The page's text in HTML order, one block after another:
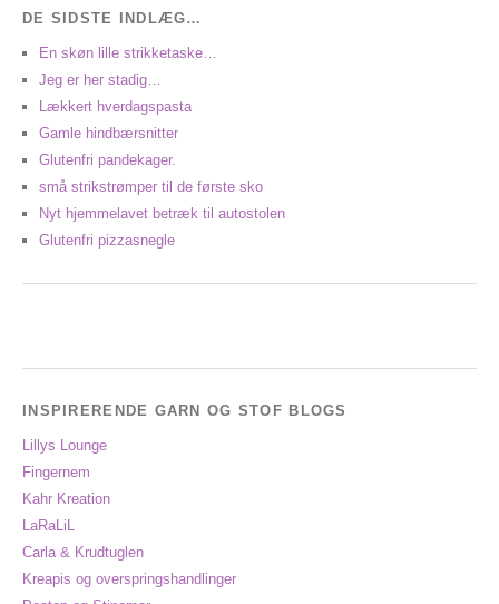
DE SIDSTE INDLÆG…
En skøn lille strikketaske…
Jeg er her stadig…
Lækkert hverdagspasta
Gamle hindbærsnitter
Glutenfri pandekager.
små strikstrømper til de første sko
Nyt hjemmelavet betræk til autostolen
Glutenfri pizzasnegle
INSPIRERENDE GARN OG STOF BLOGS
Lillys Lounge
Fingernem
Kahr Kreation
LaRaLiL
Carla & Krudtuglen
Kreapis og overspringshandlinger